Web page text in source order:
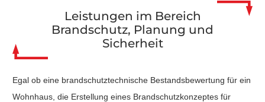
Leistungen im Bereich
Brandschutz, Planung und
Sicherheit
Egal ob eine brandschutztechnische Bestandsbewertung für ein
Wohnhaus, die Erstellung eines Brandschutzkonzeptes für